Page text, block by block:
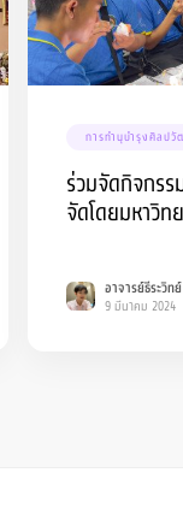
การทำนุบำรุงศิลปวั
ร่วมจัดกิจกร
จัดโดยมหาวิ
อาจารย์ธีระวิ
9 มีนาคม 2024